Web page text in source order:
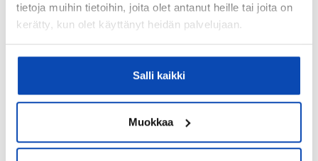
tietoja muihin tietoihin, joita olet antanut heille tai joita on
kerätty, kun olet käyttänyt heidän palvelujaan.
Salli kaikki
Muokkaa
Oma
luonnontilassa, havupuita ja varvustoa
Yleiskaava
Lisätiedot